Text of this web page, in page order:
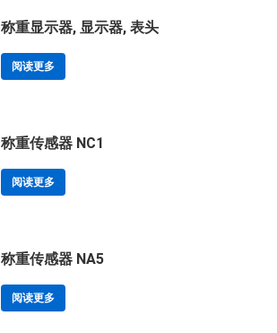
称重显示器, 显示器, 表头
阅读更多
称重传感器 NC1
阅读更多
称重传感器 NA5
阅读更多